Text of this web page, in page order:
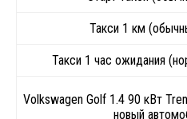
Такси 1 км
Такси 1 час ожидания
Volkswagen Golf 1.4 90 кВт
новый